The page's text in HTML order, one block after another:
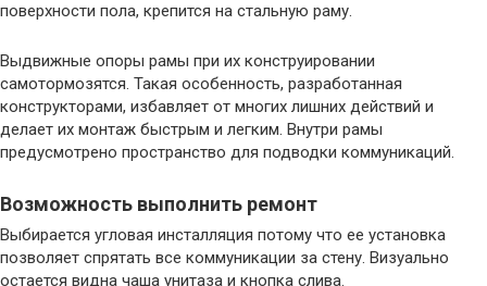
поверхности пола, крепится на стальную раму.
Выдвижные опоры рамы при их конструировании
самотормозятся. Такая особенность, разработанная
конструкторами, избавляет от многих лишних действий и
делает их монтаж быстрым и легким. Внутри рамы
предусмотрено пространство для подводки коммуникаций.
Возможность выполнить ремонт
Выбирается угловая инсталляция потому что ее установка
позволяет спрятать все коммуникации за стену. Визуально
остается видна чаша унитаза и кнопка слива.